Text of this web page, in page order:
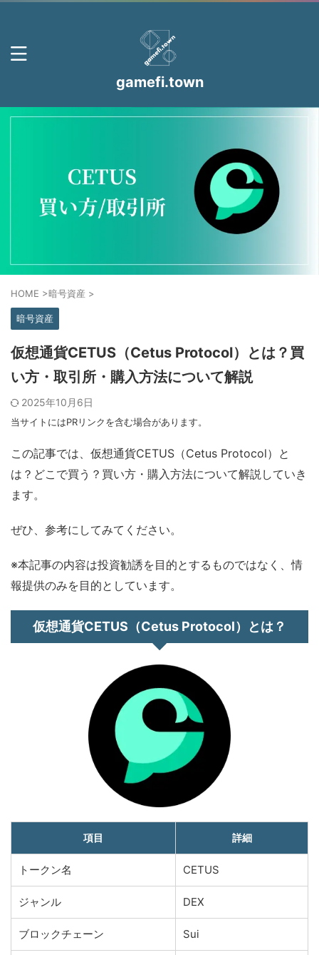
gamefi.town
HOME >暗号資産 >
暗号資産
仮想通貨CETUS（Cetus Protocol）とは？買
い方・取引所・購入方法について解説
2025年10月6日
当サイトにはPRリンクを含む場合があります。
この記事では、仮想通貨CETUS（Cetus Protocol）と
は？どこで買う？買い方・購入方法について解説していき
ます。
ぜひ、参考にしてみてください。
※本記事の内容は投資勧誘を目的とするものではなく、情
報提供のみを目的としています。
仮想通貨CETUS（Cetus Protocol）とは？
項目 詳細
トークン名 CETUS
ジャンル DEX
ブロックチェーン Sui